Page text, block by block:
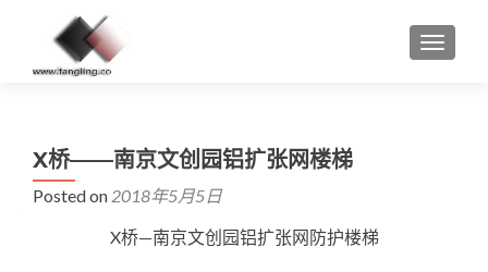
MENU
X桥——南京文创园铝扩张网楼梯
Posted on 2018年5月5日
X桥—南京文创园铝扩张网防护楼梯